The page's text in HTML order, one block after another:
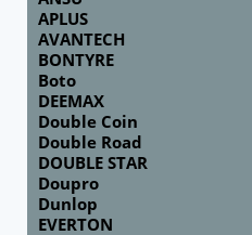
APLUS
AVANTECH
BONTYRE
Boto
DEEMAX
Double Coin
Double Road
DOUBLE STAR
Doupro
Dunlop
EVERTON